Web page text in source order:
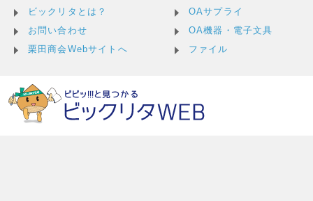
ビックリタとは？
お問い合わせ
栗田商会Webサイトへ
OAサプライ
OA機器・電子文具
ファイル